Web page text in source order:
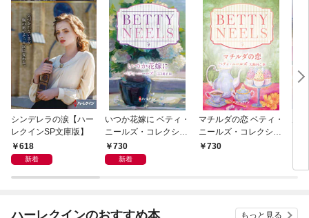
シンデレラの涙【ハー
レクインSP文庫版】
618
新着
いつか花嫁に ベティ・
ニールズ・コレクショ
ン【ハーレクイン・マ
スターピース版】
730
新着
マチルダの恋 ベティ・
ニールズ・コレクショ
ン【ハーレクイン・マ
730
ハーレクインのおすすめ本 もっと見る